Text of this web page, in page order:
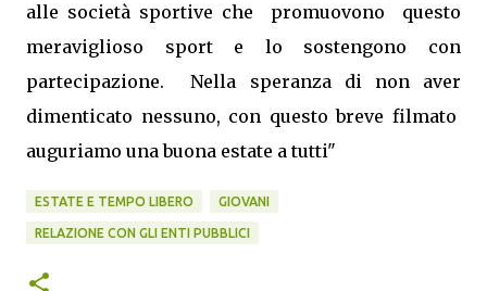
alle società sportive che promuovono questo
meraviglioso sport e lo sostengono con
partecipazione. Nella speranza di non aver
dimenticato nessuno, con questo breve filmato
auguriamo una buona estate a tutti"
ESTATE E TEMPO LIBERO GIOVANI
RELAZIONE CON GLI ENTI PUBBLICI